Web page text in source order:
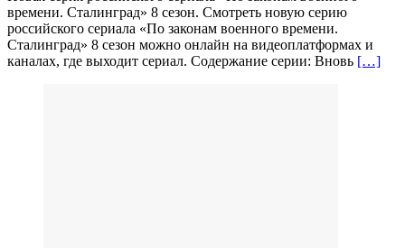
времени. Сталинград» 8 сезон. Смотреть новую серию
российского сериала «По законам военного времени.
Сталинград» 8 сезон можно онлайн на видеоплатформах и
каналах, где выходит сериал. Содержание серии: Вновь […]